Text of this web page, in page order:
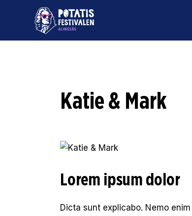
Katie & Mark
Lorem ipsum dolor
Dicta sunt explicabo. Nemo